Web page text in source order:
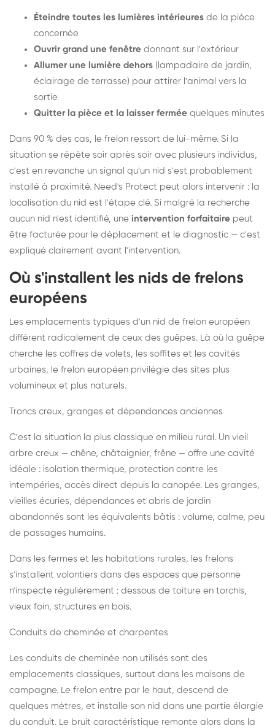
Éteindre toutes les lumières intérieures de la pièce
concernée
Ouvrir grand une fenêtre donnant sur l'extérieur
Allumer une lumière dehors (lampadaire de jardin,
éclairage de terrasse) pour attirer l'animal vers la
sortie
Quitter la pièce et la laisser fermée quelques minutes
Dans 90 % des cas, le frelon ressort de lui-même. Si la
situation se répète soir après soir avec plusieurs individus,
c'est en revanche un signal qu'un nid s'est probablement
installé à proximité. Need's Protect peut alors intervenir : la
localisation du nid est l'étape clé. Si malgré la recherche
aucun nid n'est identifié, une intervention forfaitaire peut
être facturée pour le déplacement et le diagnostic — c'est
expliqué clairement avant l'intervention.
Où s'installent les nids de frelons
européens
Les emplacements typiques d'un nid de frelon européen
diffèrent radicalement de ceux des guêpes. Là où la guêpe
cherche les coffres de volets, les soffites et les cavités
urbaines, le frelon européen privilégie des sites plus
volumineux et plus naturels.
Troncs creux, granges et dépendances anciennes
C'est la situation la plus classique en milieu rural. Un vieil
arbre creux — chêne, châtaignier, frêne — offre une cavité
idéale : isolation thermique, protection contre les
intempéries, accès direct depuis la canopée. Les granges,
vieilles écuries, dépendances et abris de jardin
abandonnés sont les équivalents bâtis : volume, calme, peu
de passages humains.
Dans les fermes et les habitations rurales, les frelons
s'installent volontiers dans des espaces que personne
n'inspecte régulièrement : dessous de toiture en torchis,
vieux foin, structures en bois.
Conduits de cheminée et charpentes
Les conduits de cheminée non utilisés sont des
emplacements classiques, surtout dans les maisons de
campagne. Le frelon entre par le haut, descend de
quelques mètres, et installe son nid dans une partie élargie
du conduit. Le bruit caractéristique remonte alors dans la